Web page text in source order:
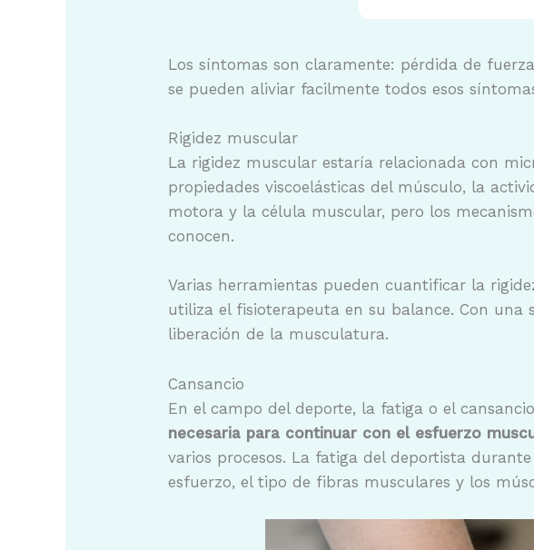
Los síntomas son claramente: pérdida de
se pueden aliviar facilmente todos esos
Rigidez muscular
La rigidez muscular estaría relacionada con
propiedades viscoelásticas del músculo, la
motora y la célula muscular, pero los
conocen.
Varias herramientas pueden cuantificar la
utiliza el fisioterapeuta en su balance. Con una
liberación de la musculatura.
Cansancio
En el campo del deporte, la fatiga o el
necesaria para continuar con el esfuerzo
varios procesos. La fatiga del deportista
esfuerzo, el tipo de fibras musculares y los